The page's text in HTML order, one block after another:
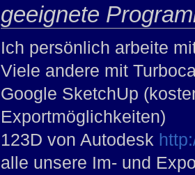
geeignete
Ich persönlich arbeite
Viele andere mit
Google SketchUp
Exportmöglichkeiten)
123D von Autodesk
alle unsere Im- und